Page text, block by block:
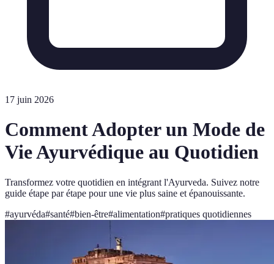
17 juin 2026
Comment Adopter un Mode de
Vie Ayurvédique au Quotidien
Transformez votre quotidien en intégrant l'Ayurveda. Suivez notre
guide étape par étape pour une vie plus saine et épanouissante.
#ayurvéda#santé#bien-être#alimentation#pratiques quotidiennes